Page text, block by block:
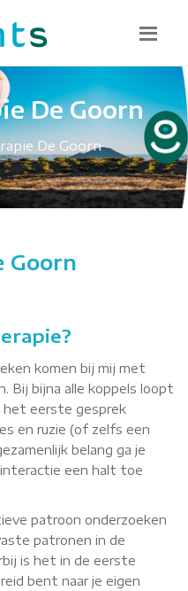
De Goorn
De Goorn
Goorn
komen bij mij met
Bij bijna alle koppels loopt
het eerste gesprek
en ruzie (of zelfs een
belang ga je
een halt toe
patroon onderzoeken
patronen in de
is het in de eerste
bent naar je eigen